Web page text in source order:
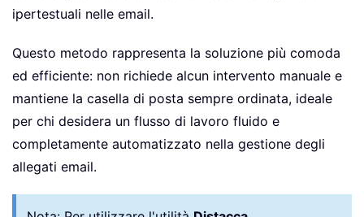
ipertestuali nelle email.
Questo metodo rappresenta la soluzione più comoda
ed efficiente: non richiede alcun intervento manuale e
mantiene la casella di posta sempre ordinata, ideale
per chi desidera un flusso di lavoro fluido e
completamente automatizzato nella gestione degli
allegati email.